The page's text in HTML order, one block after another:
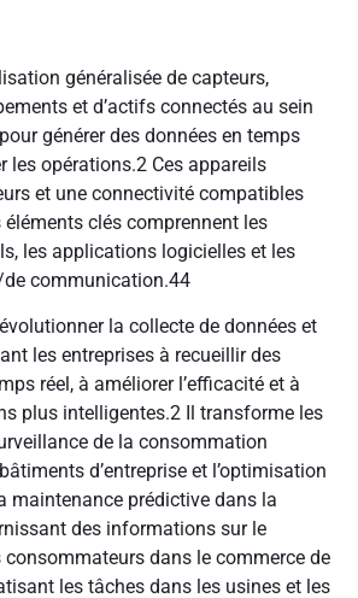
généralisée de capteurs,
et d’actifs connectés au sein
générer des données en temps
les opérations.2 Ces appareils
et une connectivité compatibles
éléments clés comprennent les
les applications logicielles et les
communication.44
la collecte de données et
les entreprises à recueillir des
réel, à améliorer l’efficacité et à
plus intelligentes.2 Il transforme les
de la consommation
d’entreprise et l’optimisation
maintenance prédictive dans la
des informations sur le
dans le commerce de
les tâches dans les usines et les